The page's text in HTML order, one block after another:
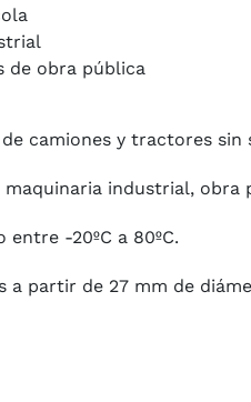
de obra pública
camiones y tractores sin
industrial, obra
entre -20ºC a 80ºC.
a partir de 27 mm de